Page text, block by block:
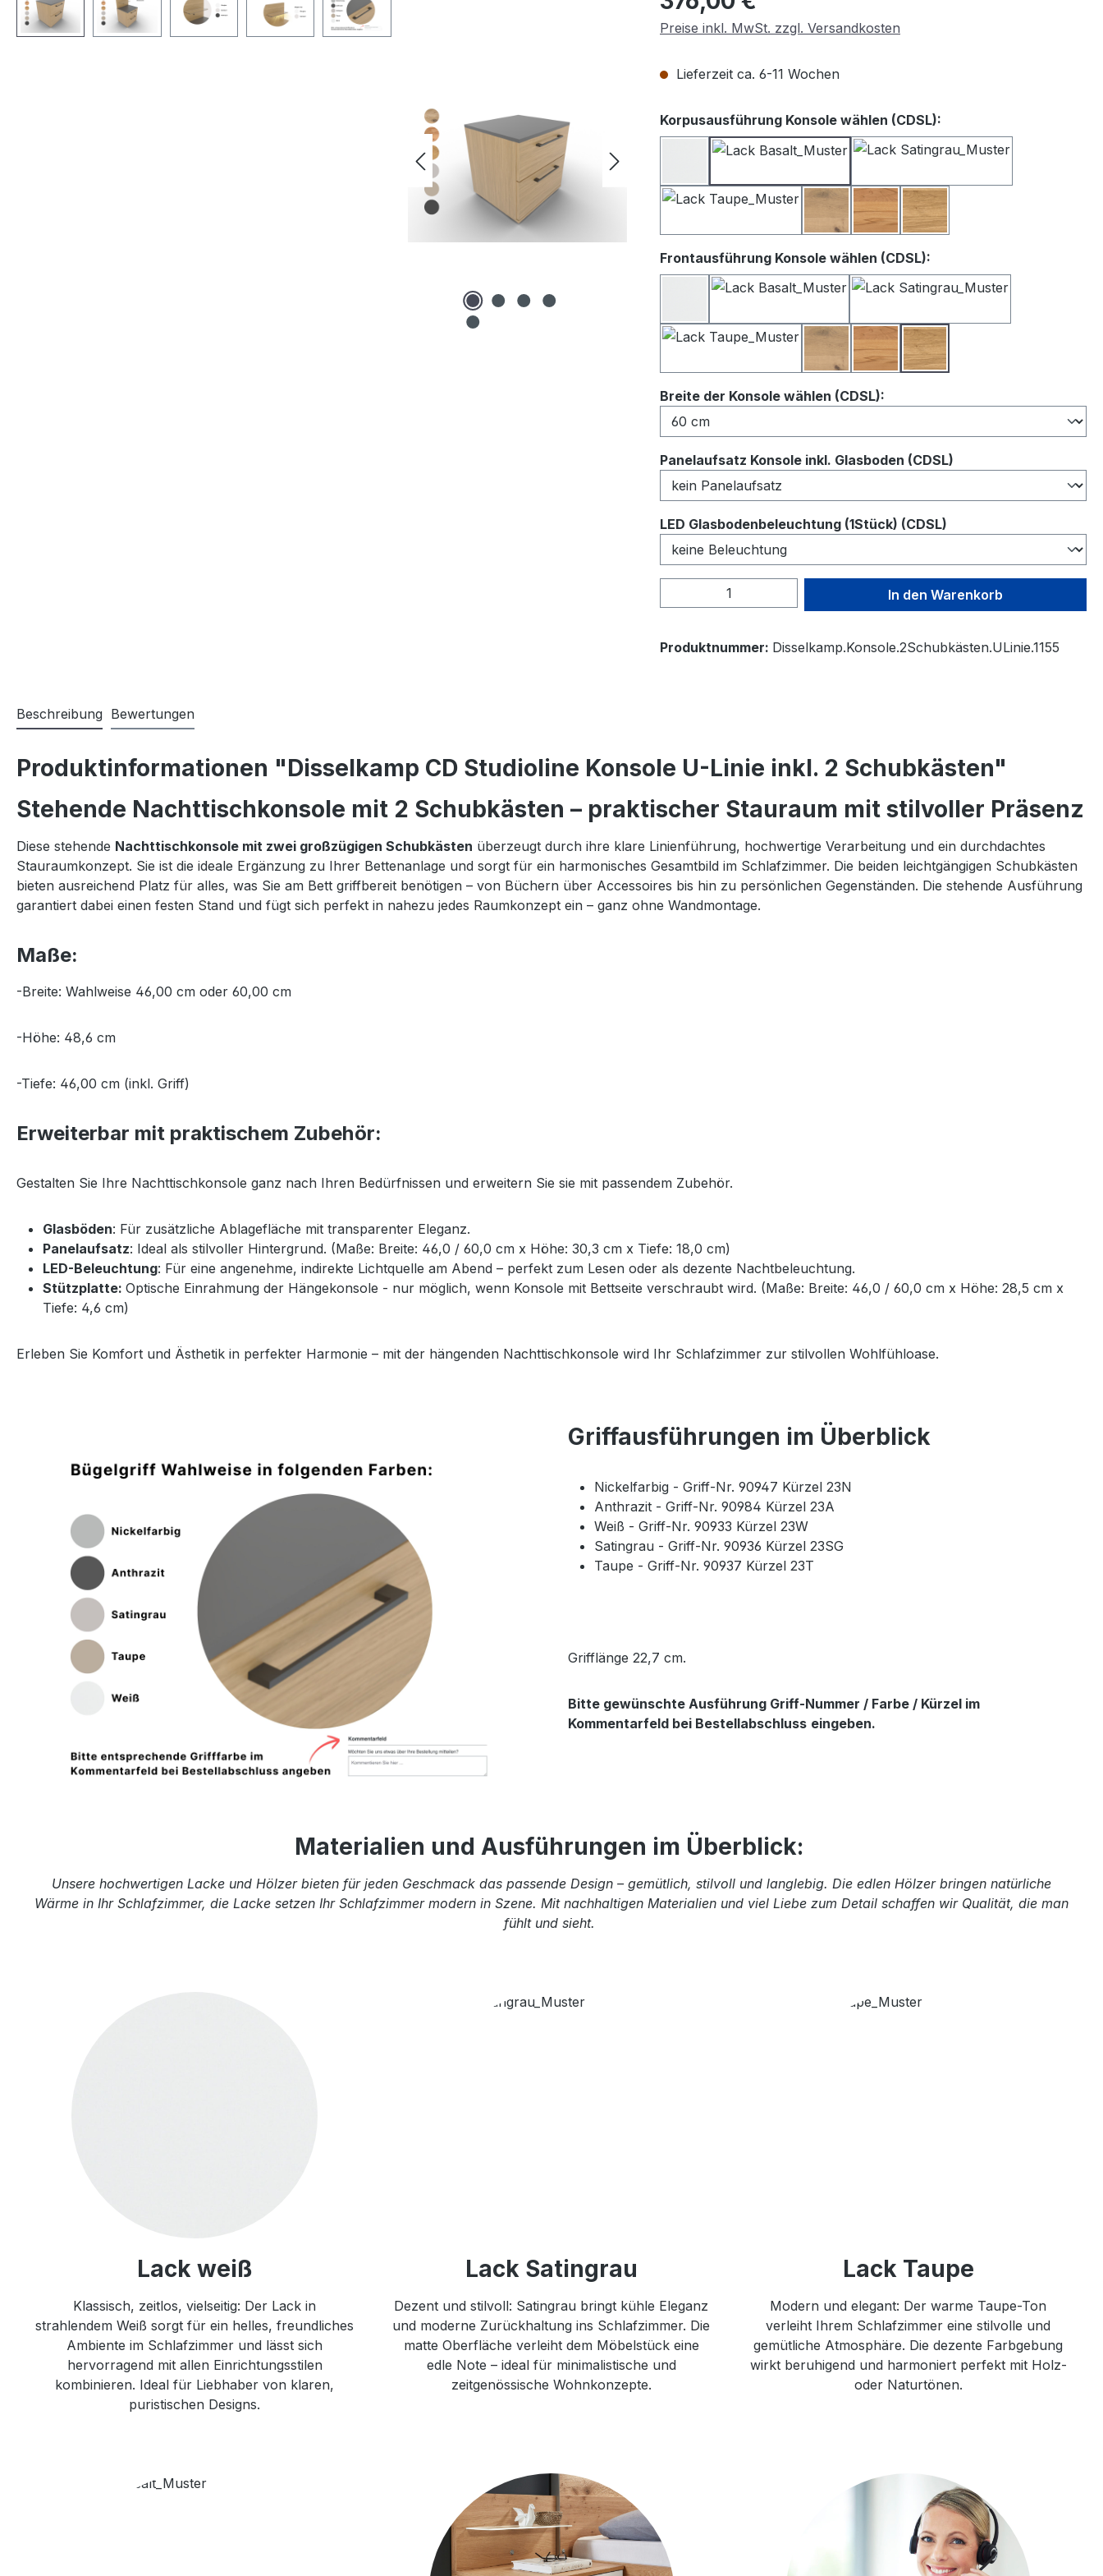
Preise inkl. MwSt. zzgl. Versandkosten
Lieferzeit ca. 6-11 Wochen
Korpusausführung Konsole wählen (CDSL):
BalkeneicheKernbucheWildeiche
Frontausführung Konsole wählen (CDSL):
BalkeneicheKernbucheWildeiche
Breite der Konsole wählen (CDSL):
Panelaufsatz Konsole inkl. Glasboden (CDSL)
LED Glasbodenbeleuchtung (1Stück) (CDSL)
Produkt Anzahl: Gib den gewünschten Wert
In den Warenkorb
Produktnummer: Disselkamp.Konsole.2Schubkästen.ULinie.1155
Beschreibung Bewertungen
Produktinformationen "Disselkamp CD Studioline Konsole U-Linie inkl. 2 Schubkästen"
Stehende Nachttischkonsole mit 2 Schubkästen – praktischer Stauraum mit stilvoller Präsenz
Diese stehende Nachttischkonsole mit zwei großzügigen Schubkästen überzeugt durch ihre klare Linienführung, hochwertige Verarbeitung und ein durchdachtes
Stauraumkonzept. Sie ist die ideale Ergänzung zu Ihrer Bettenanlage und sorgt für ein harmonisches Gesamtbild im Schlafzimmer. Die beiden leichtgängigen Schubkästen
bieten ausreichend Platz für alles, was Sie am Bett griffbereit benötigen – von Büchern über Accessoires bis hin zu persönlichen Gegenständen. Die stehende Ausführung
garantiert dabei einen festen Stand und fügt sich perfekt in nahezu jedes Raumkonzept ein – ganz ohne Wandmontage.
Maße:
-Breite: Wahlweise 46,00 cm oder 60,00 cm
-Höhe: 48,6 cm
-Tiefe: 46,00 cm (inkl. Griff)
Erweiterbar mit praktischem Zubehör:
Gestalten Sie Ihre Nachttischkonsole ganz nach Ihren Bedürfnissen und erweitern Sie sie mit passendem Zubehör.
Glasböden: Für zusätzliche Ablagefläche mit transparenter Eleganz.
Panelaufsatz: Ideal als stilvoller Hintergrund. (Maße: Breite: 46,0 / 60,0 cm x Höhe: 30,3 cm x Tiefe: 18,0 cm)
LED-Beleuchtung: Für eine angenehme, indirekte Lichtquelle am Abend – perfekt zum Lesen oder als dezente Nachtbeleuchtung.
Stützplatte: Optische Einrahmung der Hängekonsole - nur möglich, wenn Konsole mit Bettseite verschraubt wird. (Maße: Breite: 46,0 / 60,0 cm x Höhe: 28,5 cm x
Tiefe: 4,6 cm)
Erleben Sie Komfort und Ästhetik in perfekter Harmonie – mit der hängenden Nachttischkonsole wird Ihr Schlafzimmer zur stilvollen Wohlfühloase.
Griffausführungen im Überblick
Nickelfarbig - Griff-Nr. 90947 Kürzel 23N
Anthrazit - Griff-Nr. 90984 Kürzel 23A
Weiß - Griff-Nr. 90933 Kürzel 23W
Satingrau - Griff-Nr. 90936 Kürzel 23SG
Taupe - Griff-Nr. 90937 Kürzel 23T
Grifflänge 22,7 cm.
Bitte gewünschte Ausführung Griff-Nummer / Farbe / Kürzel im
Kommentarfeld bei Bestellabschluss eingeben.
Materialien und Ausführungen im Überblick:
Unsere hochwertigen Lacke und Hölzer bieten für jeden Geschmack das passende Design – gemütlich, stilvoll und langlebig. Die edlen Hölzer bringen natürliche
Wärme in Ihr Schlafzimmer, die Lacke setzen Ihr Schlafzimmer modern in Szene. Mit nachhaltigen Materialien und viel Liebe zum Detail schaffen wir Qualität, die man
fühlt und sieht.
Lack weiß
Klassisch, zeitlos, vielseitig: Der Lack in
strahlendem Weiß sorgt für ein helles, freundliches
Ambiente im Schlafzimmer und lässt sich
hervorragend mit allen Einrichtungsstilen
kombinieren. Ideal für Liebhaber von klaren,
puristischen Designs.
Lack Satingrau
Dezent und stilvoll: Satingrau bringt kühle Eleganz
und moderne Zurückhaltung ins Schlafzimmer. Die
matte Oberfläche verleiht dem Möbelstück eine
edle Note – ideal für minimalistische und
zeitgenössische Wohnkonzepte.
Lack Taupe
Modern und elegant: Der warme Taupe-Ton
verleiht Ihrem Schlafzimmer eine stilvolle und
gemütliche Atmosphäre. Die dezente Farbgebung
wirkt beruhigend und harmoniert perfekt mit Holz-
oder Naturtönen.